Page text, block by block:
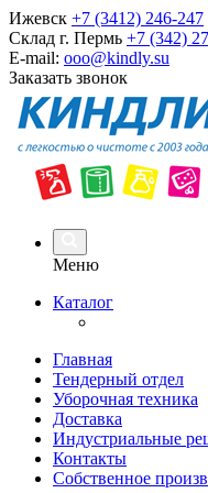
Ижевск +7 (3412) 246-247
Склад г. Пермь +7 (342)
E-mail: ooo@kindly.su
Заказать звонок
Меню
Каталог
Главная
Тендерный отдел
Уборочная техника
Доставка
Индустриальные
Контакты
Собственное